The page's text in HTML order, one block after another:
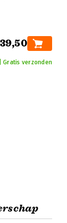
Gratis verzonden